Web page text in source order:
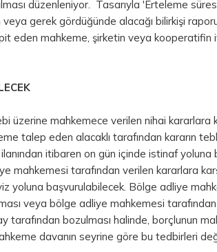
düzenleniyor. Tasarıyla 'Erteleme
veya gerek gördüğünde alacağı bilirkişi
eden mahkeme, şirketin veya kooperatifin
üzerine mahkemece verilen nihai kararlara
talep eden alacaklı tarafından kararın
itibaren on gün içinde istinaf
mahkemesi tarafından verilen kararlara
yoluna başvurulabilecek. Bölge adliye
veya bölge adliye mahkemesi
tarafından bozulması halinde, borçlunun
davanın seyrine göre bu tedbirleri